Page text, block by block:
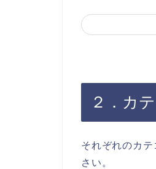
２．カ
それぞれのカ
さい。